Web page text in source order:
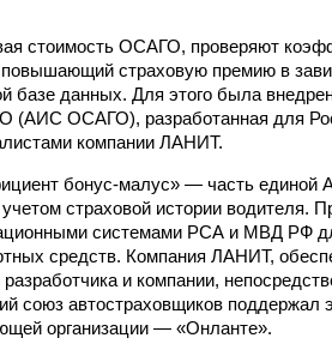
стоимость ОСАГО, проверяют
страховую премию в
базе данных. Для этого была
(АИС ОСАГО), разработанная для
компании ЛАНИТ.
бонус-малус» — часть
страховой истории водителя.
системами РСА и МВД РФ
средств. Компания ЛАНИТ,
и компании,
союз автостраховщиков
организации — «Онланте».